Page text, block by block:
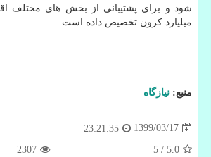
میلیارد کرون تخصیص داده است.
منبع: نیازگاه
1399/03/17
23:21:35
5.0
/
5
2307